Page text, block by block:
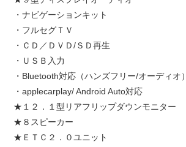
・ナビゲーションキット
・フルセグＴＶ
・ＣＤ／ＤＶＤ/ＳＤ再生
・ＵＳＢ入力
・Bluetooth対応（ハンズフリー/オーディオ）
・applecarplay/ Android Auto対応
★１２．１型リアフリップダウンモニター
★８スピーカー
★ＥＴＣ２．０ユニット